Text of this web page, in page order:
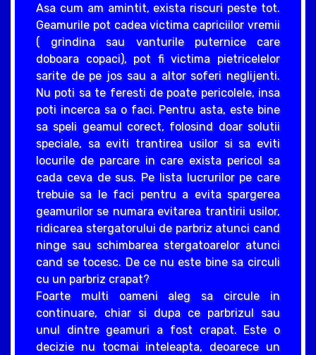
Asa cum am amintit, exista riscuri peste tot.
Geamurile pot cadea victima capriciilor vremii
( grindina sau vanturile puternice care
doboara copaci), pot fi victima pietricelelor
sarite de pe jos sau a altor soferi neglijenti.
Nu poti sa te feresti de poate pericolele, insa
poti incerca sa o faci. Pentru asta, este bine
sa speli geamul corect, folosind doar solutii
speciale, sa eviti trantirea usilor si sa eviti
locurile de parcare in care exista pericol sa
cada ceva de sus. Pe lista lucrurilor pe care
trebuie sa le faci pentru a evita spargerea
geamurilor se numara evitarea trantirii usilor,
ridicarea stergatorului de parbriz atunci cand
ninge sau schimbarea stergatoarelor atunci
cand se tocesc. De ce nu este bine sa circuli
cu un parbriz crapat?
Foarte multi oameni aleg sa circule in
continuare, chiar si dupa ce parbrizul sau
unul dintre geamuri a fost crapat. Este o
decizie nu tocmai inteleapta, deoarece un